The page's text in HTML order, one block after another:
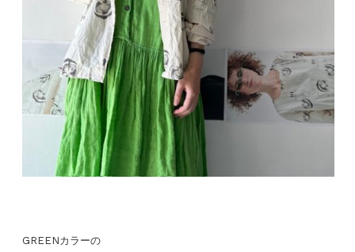
GREENカラーの